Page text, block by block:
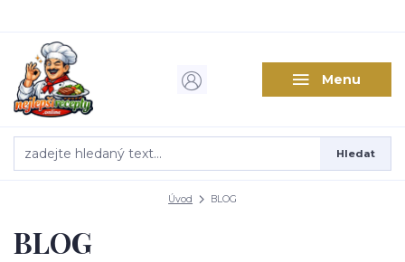
Menu
Hledat
Úvod BLOG
BLOG